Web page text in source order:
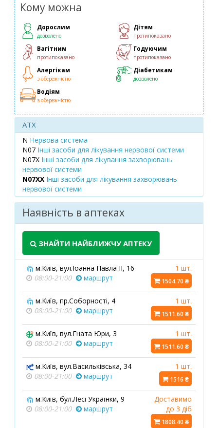
Кому можна
Дорослим
дозволено
Дітям
протипоказано
Вагітним
протипоказано
Годуючим
протипоказано
Алергікам
з обережністю
Діабетикам
дозволено
Водіям
з обережністю
ATX
N Нервова система
N07 Інші засоби для лікування нервової системи
N07X Інші засоби для лікування захворювань
нервової системи
N07XX Інші засоби для лікування захворювань
нервової системи
Наявність в аптеках
ЗНАЙТИ НАЙБЛИЖЧУ АПТЕКУ
м.Київ, вул.Іоанна Павла ІІ, 16
08:00-21:00
маршрут
1 шт.
1504.70 ₴
м.Київ, пр.Соборності, 4
08:00-21:00
маршрут
1 шт.
1511.60 ₴
м.Київ, вул.Гната Юри, 3
08:00-21:00
маршрут
1 шт.
1511.60 ₴
м.Київ, вул.Васильківська, 34
08:00-21:00
маршрут
1 шт.
1516 ₴
м.Київ, бул.Лесі Українки, 9
08:00-21:00
маршрут
Доставимо
до 3 діб
1808.40 ₴